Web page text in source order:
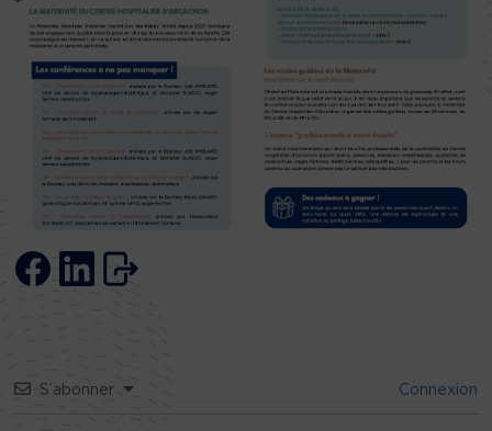
S’abonner Connexion